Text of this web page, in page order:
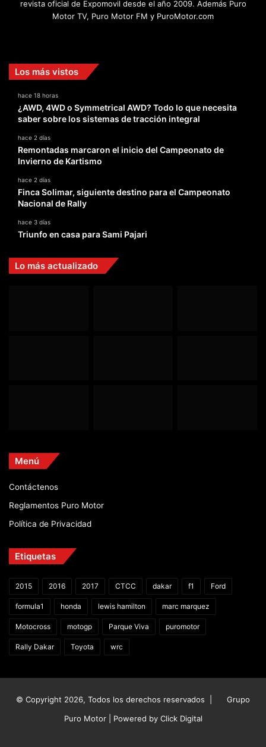
revista oficial de Expomovil desde el año 2009. Además Puro
Motor TV, Puro Motor FM y PuroMotor.com
Los más vistos
hace 18 horas
¿AWD, 4WD o Symmetrical AWD? Todo lo que necesita
saber sobre los sistemas de tracción integral
hace 2 días
Remontadas marcaron el inicio del Campeonato de
Invierno de Kartismo
hace 2 días
Finca Solimar, siguiente destino para el Campeonato
Nacional de Rally
hace 3 días
Triunfo en casa para Sami Pajari
Lo más actualizado
Menú
Contáctenos
Reglamentos Puro Motor
Política de Privacidad
Etiquetas
2015 2016 2017 CTCC dakar f1 Ford
formula1 honda lewis hamilton marc marquez
Motocross motogp Parque Viva puromotor
Rally Dakar Toyota wrc
© Copyright 2026, Todos los derechos reservados |
Grupo
Puro Motor | Powered by Click Digital